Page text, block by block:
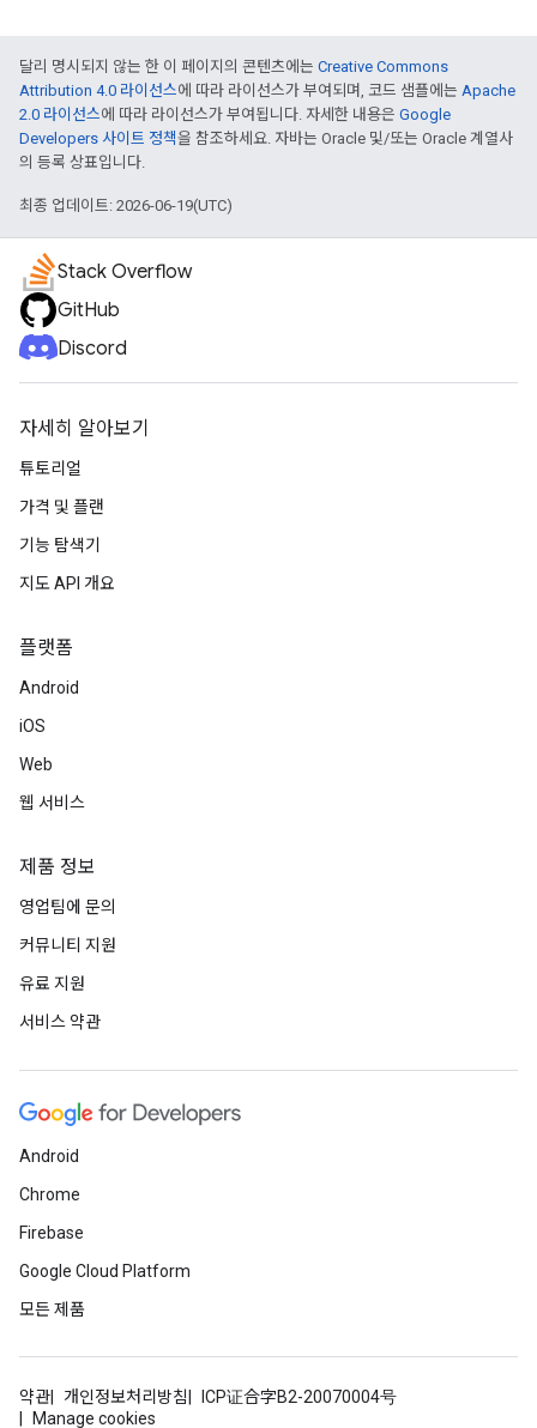
달리 명시되지 않는 한 이 페이지의 콘텐츠에는 Creative Commons
Attribution 4.0 라이선스에 따라 라이선스가 부여되며, 코드 샘플에는 Apache
2.0 라이선스에 따라 라이선스가 부여됩니다. 자세한 내용은 Google
Developers 사이트 정책을 참조하세요. 자바는 Oracle 및/또는 Oracle 계열사
의 등록 상표입니다.
최종 업데이트: 2026-06-19(UTC)
Stack Overflow
GitHub
Discord
자세히 알아보기
튜토리얼
가격 및 플랜
기능 탐색기
지도 API 개요
플랫폼
Android
iOS
Web
웹 서비스
제품 정보
영업팀에 문의
커뮤니티 지원
유료 지원
서비스 약관
Android
Chrome
Firebase
Google Cloud Platform
모든 제품
약관 개인정보처리방침
ICP证合字B2-20070004号
Manage cookies